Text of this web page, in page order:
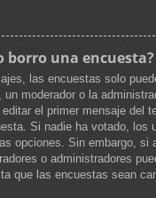
borro una encuesta?
las encuestas solo
un moderador o la
el primer mensaje del
Si nadie ha votado, los
opciones. Sin embargo, si
o administradores
que las encuestas sean